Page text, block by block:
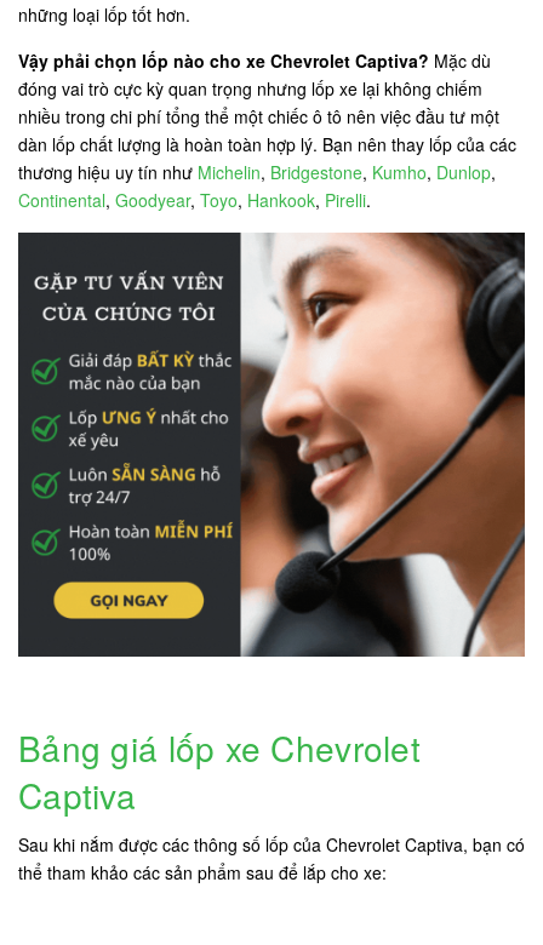
những loại lốp tốt hơn.
Vậy phải chọn lốp nào cho xe Chevrolet Captiva? Mặc dù
đóng vai trò cực kỳ quan trọng nhưng lốp xe lại không chiếm
nhiều trong chi phí tổng thể một chiếc ô tô nên việc đầu tư một
dàn lốp chất lượng là hoàn toàn hợp lý. Bạn nên thay lốp của các
thương hiệu uy tín như Michelin, Bridgestone, Kumho, Dunlop,
Continental, Goodyear, Toyo, Hankook, Pirelli.
Bảng giá lốp xe Chevrolet
Captiva
Sau khi nắm được các thông số lốp của Chevrolet Captiva, bạn có
thể tham khảo các sản phẩm sau để lắp cho xe: